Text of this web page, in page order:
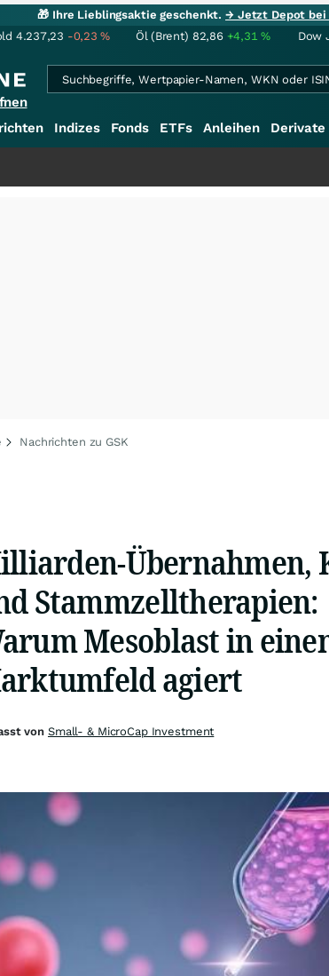
🎁 Ihre Lieblingsaktie geschenkt.→ Jetzt Depot bei
4.237,23 -0,23% Öl (Brent) 82,86 +4,31% Dow
Indizes Fonds ETFs Anleihen Derivate
Nachrichten zu GSK
Übernahmen,
Stammzelltherapien:
Mesoblast in
agiert
von Small- & MicroCap Investment